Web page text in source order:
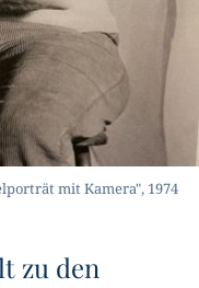
mit Kamera", 1974
zu den